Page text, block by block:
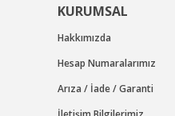
KURUMSAL
Hakkımızda
Hesap Numaralarımız
Arıza / İade / Garanti